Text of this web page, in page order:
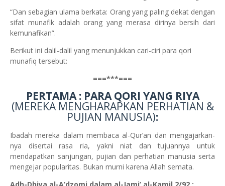
“Dan sebagian ulama berkata: Orang yang paling dekat dengan
sifat munafik adalah orang yang merasa dirinya bersih dari
kemunafikan”.
Berikut ini dalil-dalil yang menunjukkan cari-ciri para qori
munafiq tersebut:
===***===
PERTAMA : PARA QORI YANG RIYA
(MEREKA MENGHARAPKAN PERHATIAN &
PUJIAN MANUSIA):
Ibadah mereka dalam membaca al-Qur’an dan mengajarkan-
nya disertai rasa ria, yakni niat dan tujuannya untuk
mendapatkan sanjungan, pujian dan perhatian manusia serta
mengejar popularitas. Bukan murni karena Allah semata.